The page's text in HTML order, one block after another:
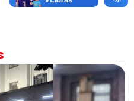
Email